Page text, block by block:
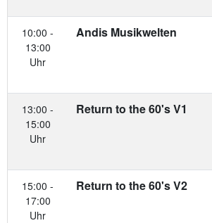
10:00 -
13:00
Uhr
Andis Musikwelten
13:00 -
15:00
Uhr
Return to the 60's V1
15:00 -
17:00
Uhr
Return to the 60's V2